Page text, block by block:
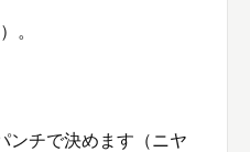
。
ンチで決めます（ニヤ